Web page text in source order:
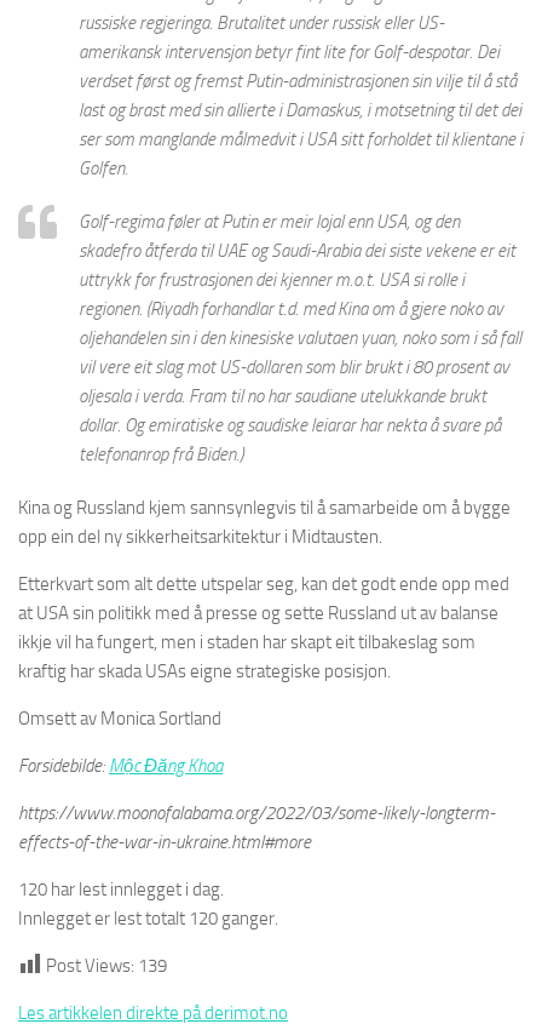
russiske regjeringa. Brutalitet under russisk eller US-
amerikansk intervensjon betyr fint lite for Golf-despotar. Dei
verdset først og fremst Putin-administrasjonen sin vilje til å stå
last og brast med sin allierte i Damaskus, i motsetning til det dei
ser som manglande målmedvit i USA sitt forholdet til klientane i
Golfen.
Golf-regima føler at Putin er meir lojal enn USA, og den
skadefro åtferda til UAE og Saudi-Arabia dei siste vekene er eit
uttrykk for frustrasjonen dei kjenner m.o.t. USA si rolle i
regionen. (Riyadh forhandlar t.d. med Kina om å gjere noko av
oljehandelen sin i den kinesiske valutaen yuan, noko som i så fall
vil vere eit slag mot US-dollaren som blir brukt i 80 prosent av
oljesala i verda. Fram til no har saudiane utelukkande brukt
dollar. Og emiratiske og saudiske leiarar har nekta å svare på
telefonanrop frå Biden.)
Kina og Russland kjem sannsynlegvis til å samarbeide om å bygge
opp ein del ny sikkerheitsarkitektur i Midtausten.
Etterkvart som alt dette utspelar seg, kan det godt ende opp med
at USA sin politikk med å presse og sette Russland ut av balanse
ikkje vil ha fungert, men i staden har skapt eit tilbakeslag som
kraftig har skada USAs eigne strategiske posisjon.
Omsett av Monica Sortland
Forsidebilde: Mộc Đăng Khoa
https://www.moonofalabama.org/2022/03/some-likely-longterm-
effects-of-the-war-in-ukraine.html#more
120 har lest innlegget i dag.
Innlegget er lest totalt 120 ganger.
Post Views: 139
Les artikkelen direkte på derimot.no